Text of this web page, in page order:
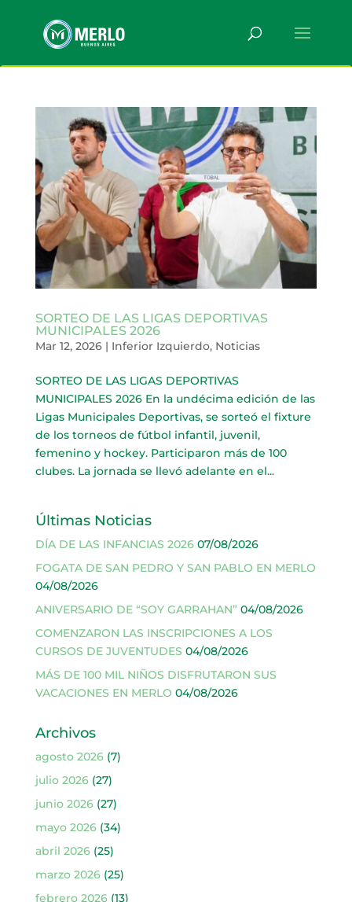
SORTEO DE LAS LIGAS DEPORTIVAS
MUNICIPALES 2026
Mar 12, 2026| Inferior Izquierdo, Noticias
SORTEO DE LAS LIGAS DEPORTIVAS
MUNICIPALES 2026 En la undécima edición de las
Ligas Municipales Deportivas, se sorteó el fixture
de los torneos de fútbol infantil, juvenil,
femenino y hockey. Participaron más de 100
clubes. La jornada se llevó adelante en el...
Últimas Noticias
DÍA DE LAS INFANCIAS 2026 07/08/2026
FOGATA DE SAN PEDRO Y SAN PABLO EN MERLO
04/08/2026
ANIVERSARIO DE “SOY GARRAHAN” 04/08/2026
COMENZARON LAS INSCRIPCIONES A LOS
CURSOS DE JUVENTUDES 04/08/2026
MÁS DE 100 MIL NIÑOS DISFRUTARON SUS
VACACIONES EN MERLO 04/08/2026
Archivos
agosto 2026(7)
julio 2026(27)
junio 2026(27)
mayo 2026(34)
abril 2026(25)
marzo 2026(25)
febrero 2026(13)